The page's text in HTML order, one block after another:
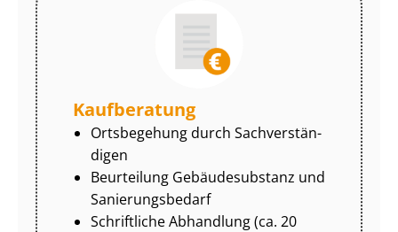
Kaufberatung
Ortsbegehung durch Sach­ver­stän­
di­gen
Beurteilung Gebäudesubstanz und
Sa­nie­rungs­be­darf
Schriftliche Abhandlung (ca. 20